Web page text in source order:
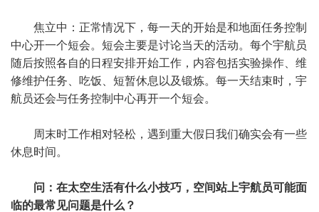
焦立中：正常情况下，每一天的开始是和地面任务控制
中心开一个短会。短会主要是讨论当天的活动。每个宇航员
随后按照各自的日程安排开始工作，内容包括实验操作、维
修维护任务、吃饭、短暂休息以及锻炼。每一天结束时，宇
航员还会与任务控制中心再开一个短会。
周末时工作相对轻松，遇到重大假日我们确实会有一些
休息时间。
问：在太空生活有什么小技巧，空间站上宇航员可能面
临的最常见问题是什么？